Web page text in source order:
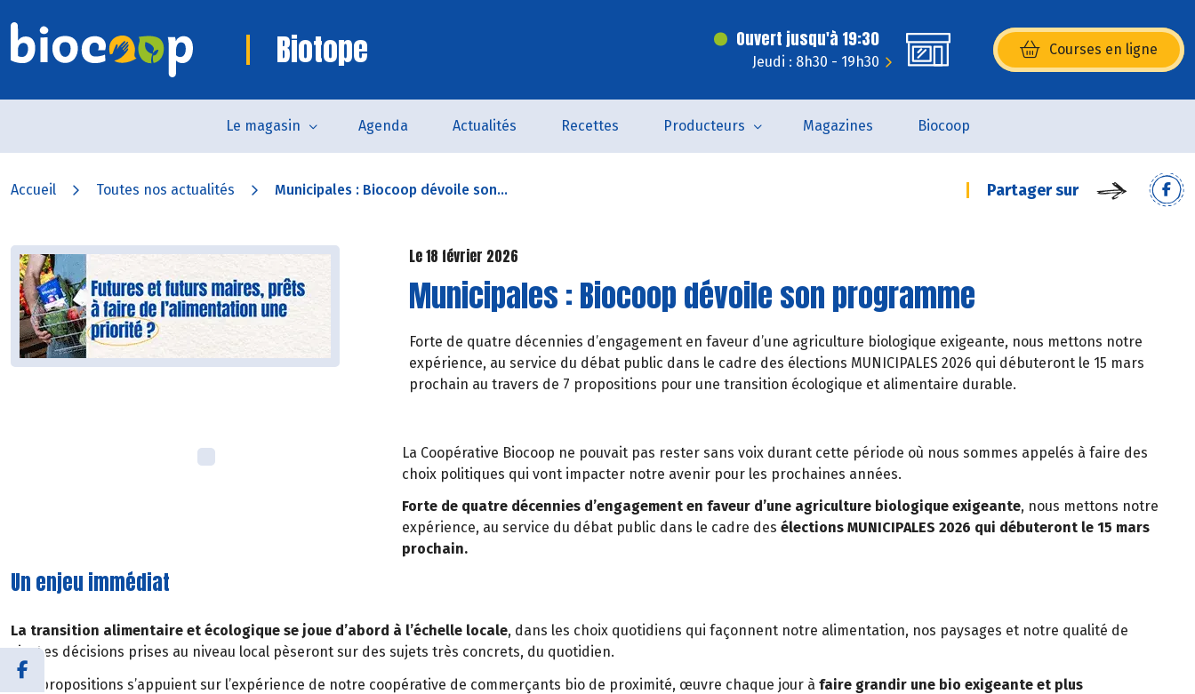
Biotope Ouvert jusqu'à 19:30
Jeudi : 8h30 - 19h30
Courses en ligne
(s’ouvre dans une nouvelle
Le magasin Agenda Actualités Recettes Producteurs Magazines Biocoop
Accueil Toutes nos actualités Municipales : Biocoop dévoile son... Partager sur
Le 18 février 2026
Municipales : Biocoop dévoile son programme
Forte de quatre décennies d’engagement en faveur d’une agriculture biologique exigeante, nous mettons notre
expérience, au service du débat public dans le cadre des élections MUNICIPALES 2026 qui débuteront le 15 mars
prochain au travers de 7 propositions pour une transition écologique et alimentaire durable.
La Coopérative Biocoop ne pouvait pas rester sans voix durant cette période où nous sommes appelés à faire des
choix politiques qui vont impacter notre avenir pour les prochaines années.
Forte de quatre décennies d’engagement en faveur d’une agriculture biologique exigeante, nous mettons notre
expérience, au service du débat public dans le cadre des élections MUNICIPALES 2026 qui débuteront le 15 mars
prochain.
Un enjeu immédiat
La transition alimentaire et écologique se joue d’abord à l’échelle locale, dans les choix quotidiens qui façonnent notre alimentation, nos paysages et notre qualité de
vie. Les décisions prises au niveau local pèseront sur des sujets très concrets, du quotidien.
Nos propositions s’appuient sur l’expérience de notre coopérative de commerçants bio de proximité, œuvre chaque jour à faire grandir une bio exigeante et plus